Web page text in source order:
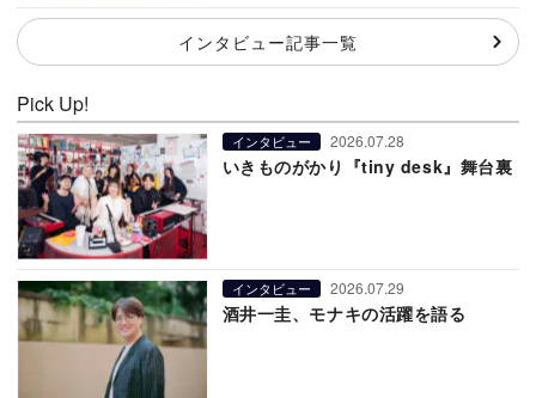
インタビュー記事一覧
Pick Up!
インタビュー 2026.07.28
いきものがかり『tiny desk』舞台裏
インタビュー 2026.07.29
酒井一圭、モナキの活躍を語る